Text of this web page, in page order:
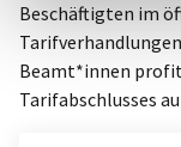
Beschäftigten im
Beamt*innen
Tarifabschlusses